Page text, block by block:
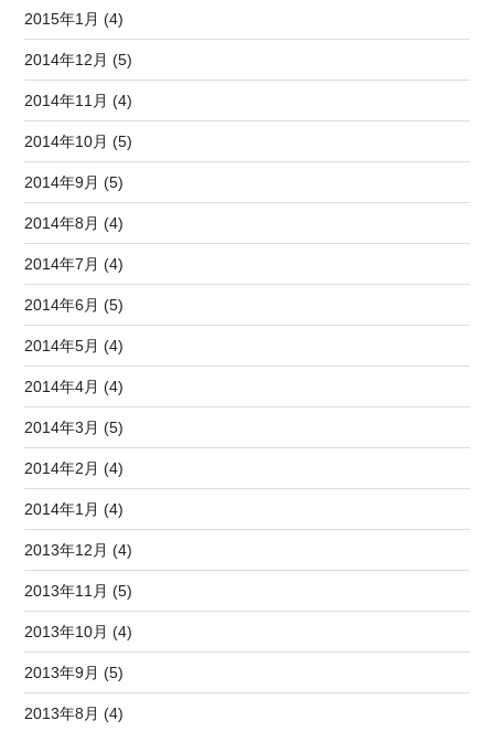
2015年1月 (4)
2014年12月 (5)
2014年11月 (4)
2014年10月 (5)
2014年9月 (5)
2014年8月 (4)
2014年7月 (4)
2014年6月 (5)
2014年5月 (4)
2014年4月 (4)
2014年3月 (5)
2014年2月 (4)
2014年1月 (4)
2013年12月 (4)
2013年11月 (5)
2013年10月 (4)
2013年9月 (5)
2013年8月 (4)